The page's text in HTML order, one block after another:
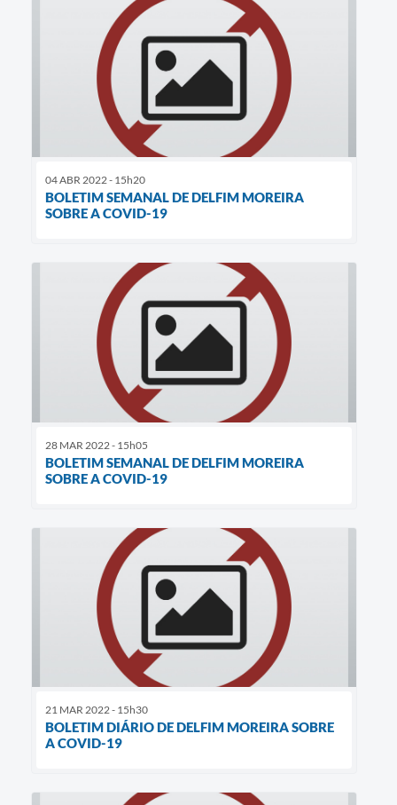
04 ABR 2022 - 15h20
BOLETIM SEMANAL DE DELFIM MOREIRA
SOBRE A COVID-19
28 MAR 2022 - 15h05
BOLETIM SEMANAL DE DELFIM MOREIRA
SOBRE A COVID-19
21 MAR 2022 - 15h30
BOLETIM DIÁRIO DE DELFIM MOREIRA SOBRE
A COVID-19